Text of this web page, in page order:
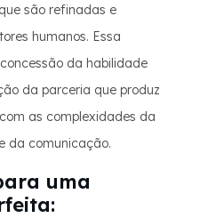
são refinadas e
humanos. Essa
da habilidade
da parceria que produz
as complexidades da
da comunicação.
uma